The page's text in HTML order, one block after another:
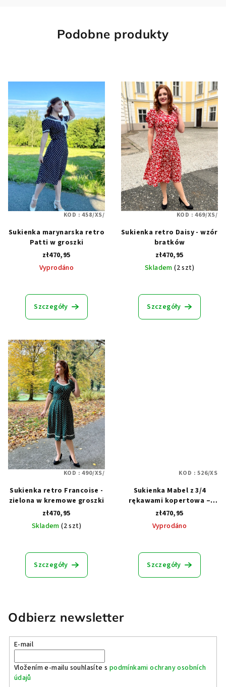
Podobne produkty
Sukienka marynarska retro
Patti w groszki
zł470,95
Vyprodáno
Szczegóły
KOD :458/XS/
Sukienka retro Daisy - wzór
bratków
zł470,95
Skladem(2 szt)
Szczegóły
KOD :469/XS/
Sukienka retro Francoise -
zielona w kremowe groszki
zł470,95
Skladem(2 szt)
Szczegóły
KOD :490/XS/
Sukienka Mabel z 3/4
rękawami kopertowa –
granatowa w kropki
zł470,95
Vyprodáno
Szczegóły
KOD :526/XS
Odbierz newsletter
E-mail
Vložením e-mailu souhlasíte s podmínkami ochrany osobních
údajů